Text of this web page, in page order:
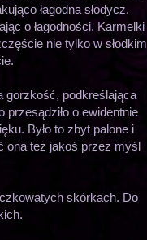
łagodna słodycz.
o łagodności. Karmelki
nie tylko w słodkim
gorzkość, podkreślająca
przesądziło o ewidentnie
Było to zbyt palone i
ona też jakoś przez myśl
skórkach. Do